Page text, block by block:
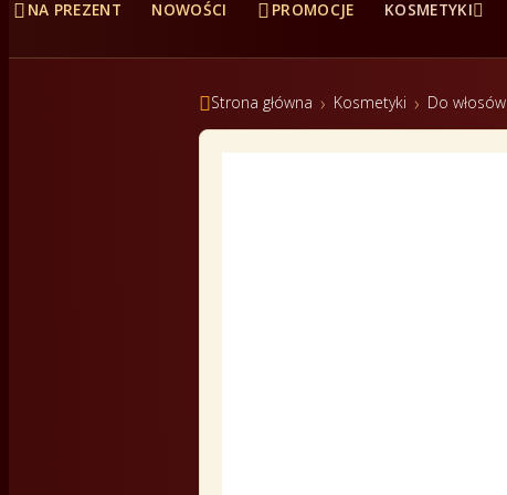
 NA PREZENT NOWOŚCI  PROMOCJE KOSMETYKI
Strona główna Kosmetyki Do włosów